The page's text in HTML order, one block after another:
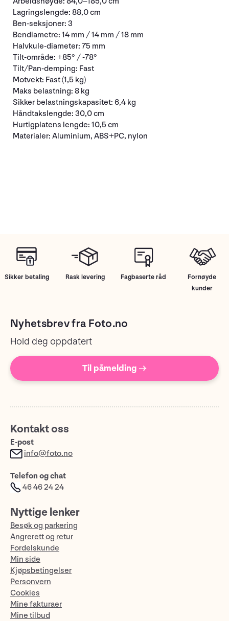
Lagringslengde: 88,0 cm
Ben-seksjoner: 3
Bendiametre: 14 mm / 14 mm / 18 mm
Halvkule-diameter: 75 mm
Tilt-område: +85° / -78°
Tilt/Pan-demping: Fast
Motvekt: Fast (1,5 kg)
Maks belastning: 8 kg
Sikker belastningskapasitet: 6,4 kg
Håndtakslengde: 30,0 cm
Hurtigplatens lengde: 10,5 cm
Materialer: Aluminium, ABS+PC, nylon
Sikker betaling Rask levering Fagbaserte råd
Fornøyde
kunder
Nyhetsbrev fra Foto.no
Hold deg oppdatert
Til påmelding →
Kontakt oss
E-post
info@foto.no
Telefon og chat
46 46 24 24
Nyttige lenker
Besøk og parkering
Angrerett og retur
Fordelskunde
Min side
Kjøpsbetingelser
Personvern
Cookies
Mine fakturaer
Mine tilbud